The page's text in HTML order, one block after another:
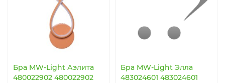
Бра MW-Light Аэлита
480022902 480022902
Бра MW-Light Элла
483024601 483024601